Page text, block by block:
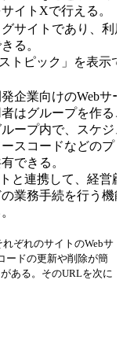
イトXで行える。
グサイトであり、利
る。
トピック」を表示
企業向けのWebサ
はグループを作る
ープ内で、スケジ
スコードなどのプ
できる。
と連携して、経営
業務手続を行う機
ぞれのサイトのWebサ
ードの更新や削除が簡
ある。そのURLを次に